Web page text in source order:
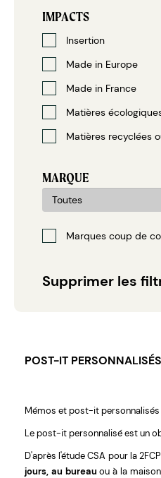
IMPACTS
Insertion
Made in Europe
Made in France
Matières
Matières recyclées
MARQUE
Marques coup de
Supprimer les
POST-IT
Mémos et post-it
Le post-it personnalisé est un
D'après l'étude CSA pour la
jours, au bureau ou à la